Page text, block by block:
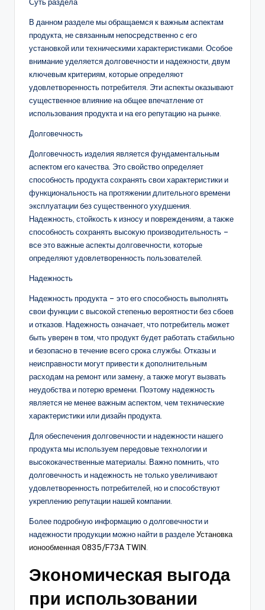
В данном разделе мы обращаемся к важным аспектам
продукта, не связанным непосредственно с его
установкой или техническими характеристиками. Особое
внимание уделяется долговечности и надежности, двум
ключевым критериям, которые определяют
удовлетворенность потребителя. Эти аспекты оказывают
существенное влияние на общее впечатление от
использования продукта и на его репутацию на рынке.
Долговечность
Долговечность изделия является фундаментальным
аспектом его качества. Это свойство определяет
способность продукта сохранять свои характеристики и
функциональность на протяжении длительного времени
эксплуатации без существенного ухудшения.
Надежность, стойкость к износу и повреждениям, а также
способность сохранять высокую производительность –
все это важные аспекты долговечности, которые
определяют удовлетворенность пользователей.
Надежность
Надежность продукта – это его способность выполнять
свои функции с высокой степенью вероятности без сбоев
и отказов. Надежность означает, что потребитель может
быть уверен в том, что продукт будет работать стабильно
и безопасно в течение всего срока службы. Отказы и
неисправности могут привести к дополнительным
расходам на ремонт или замену, а также могут вызвать
неудобства и потерю времени. Поэтому надежность
является не менее важным аспектом, чем технические
характеристики или дизайн продукта.
Для обеспечения долговечности и надежности нашего
продукта мы используем передовые технологии и
высококачественные материалы. Важно помнить, что
долговечность и надежность не только увеличивают
удовлетворенность потребителей, но и способствуют
укреплению репутации нашей компании.
Более подробную информацию о долговечности и
надежности продукции можно найти в разделеУстановка
ионообменная 0835/F73A TWIN
Экономическая выгода
при использовании